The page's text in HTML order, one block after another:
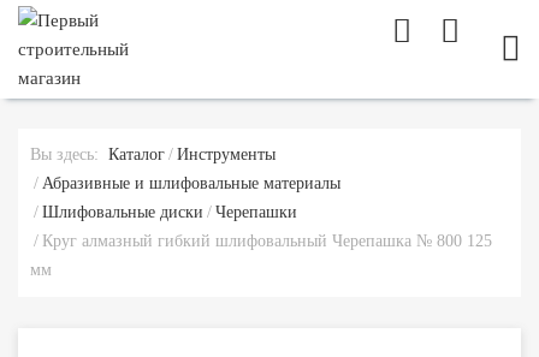
Вы здесь: Каталог
Инструменты
Абразивные и шлифовальные материалы
Шлифовальные диски
Черепашки
Круг алмазный гибкий шлифовальный Черепашка № 800 125
мм